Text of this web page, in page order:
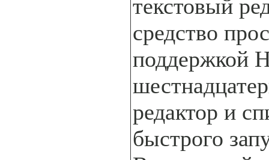
текстовый
средство
поддержкой
редактор и
быстрого